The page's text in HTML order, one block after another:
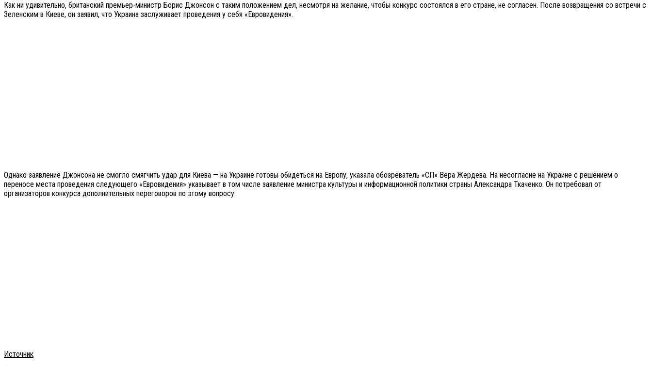
Как ни удивительно, британский премьер-министр Борис Джонсон с таким положением дел, несмотря на желание, чтобы конкурс состоялся в его стране, не согласен. После возвращения со встречи с
Зеленским в Киеве, он заявил, что Украина заслуживает проведения у себя «Евровидения».
Однако заявление Джонсона не смогло смягчить удар для Киева — на Украине готовы обидеться на Европу, указала обозреватель «СП» Вера Жердева. На несогласие на Украине с решением о
переносе места проведения следующего «Евровидения» указывает в том числе заявление министра культуры и информационной политики страны Александра Ткаченко. Он потребовал от
организаторов конкурса дополнительных переговоров по этому вопросу.
Источник